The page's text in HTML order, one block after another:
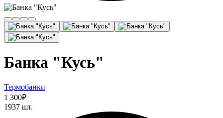
Банка "Кусь"
Термобанки
1 300₽
1937 шт.